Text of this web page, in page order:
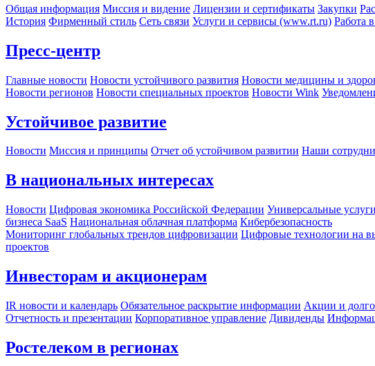
Общая информация Миссия и видение Лицензии и сертификаты Закупки
История Фирменный стиль Сеть связи Услуги и сервисы (www.rt.ru) Работа
Пресс-центр
Главные новости Новости устойчивого развития Новости медицины и
Новости регионов Новости специальных проектов Новости Wink
Устойчивое развитие
Новости Миссия и принципы Отчет об устойчивом развитии Наши
В национальных интересах
Новости Цифровая экономика Российской Федерации Универсальные
бизнеса SaaS Национальная облачная платформа Кибербезопасность
Мониторинг глобальных трендов цифровизации Цифровые технологии на
проектов
Инвесторам и акционерам
IR новости и календарь Обязательное раскрытие информации Акции и
Отчетность и презентации Корпоративное управление Дивиденды
Ростелеком в регионах